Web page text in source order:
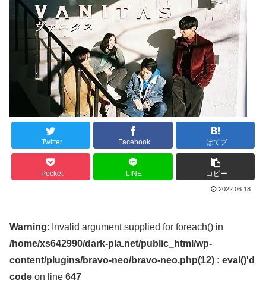
Twitter Facebook はてブ
Pocket LINE コピー
2022.06.18
Warning: Invalid argument supplied for foreach() in
/home/xs642990/dark-pla.net/public_html/wp-
content/plugins/bravo-neo/bravo-neo.php(12) : eval()'d
code on line 647